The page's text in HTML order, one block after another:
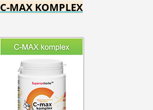
C-MAX KOMPLEX